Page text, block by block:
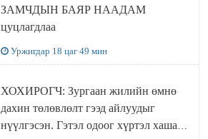
ЗАМЧДЫН БАЯР НААДАМ
цуцлагдлаа
Уржигдар 18 цаг 49 мин
ХОХИРОГЧ: Зургаан жилийн өмнө
дахин төлөвлөлт гээд айлуудыг
нүүлгэсэн. Гэтэл одоог хүртэл хашаа